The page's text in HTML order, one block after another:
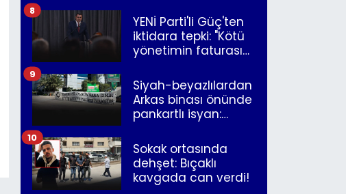
YENİ Parti'li Güç'ten
iktidara tepki: "Kötü
yönetimin faturasını
8
Siyah-beyazlılardan
Arkas binası önünde
pankartlı isyan:
İzmir"
9
Sokak ortasında
dehşet: Bıçaklı
kavgada can verdi!
10